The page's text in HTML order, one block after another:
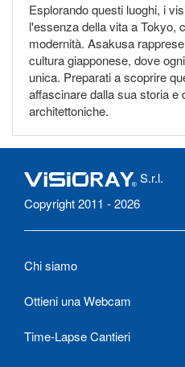
Esplorando questi luoghi, i
l'essenza della vita a Tokyo,
modernità. Asakusa
cultura giapponese, dove
unica. Preparati a scoprire
affascinare dalla sua storia e
architettoniche.
S.r.l.
Copyright 2011 - 2026
Chi siamo
Ottieni una Webcam
Time-Lapse Cantieri